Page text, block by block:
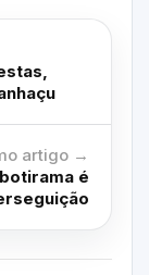
artigo →
é